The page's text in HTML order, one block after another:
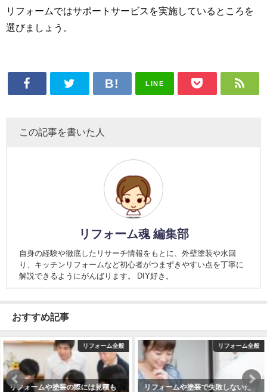
リフォームではサポートサービスを実施しているところを
選びましょう。
LINE
この記事を書いた人
リフォーム魂 編集部
自身の経験や徹底したリサーチ情報をもとに、外壁塗装や水回
り、キッチンリフォームなど初心者がつまずきやすい点を丁寧に
解説できるようにがんばります。 DIY好き。
おすすめ記事
リフォーム全般
リフォームや塗装で失敗しないた
リフォーム全般
リフォームや塗装の際には客観的